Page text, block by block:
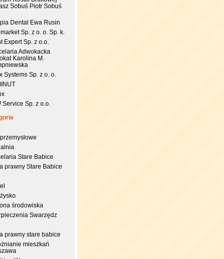
Sobuś Piotr Sobuś
Dental Ewa Rusin
Sp. z o. o. Sp. k.
Expert Sp. z o.o.
Adwokacka
Karolina M.
Systems Sp. z o. o.
Service Sp. z o.o.
Stare Babice
prawny Stare Babice
środowiska
Swarzędz
prawny stare babice
mieszkań